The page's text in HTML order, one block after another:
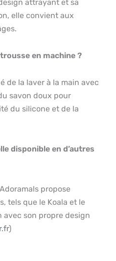
attrayant et sa
elle convient aux
en machine ?
de la laver à la main avec
savon doux pour
du silicone et de la
disponible en d’autres
propose
tels que le Koala et le
avec son propre design
)